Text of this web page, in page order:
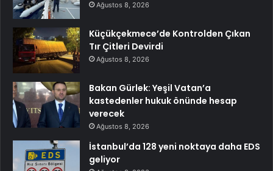
Ağustos 8, 2026
Küçükçekmece’de Kontrolden Çıkan
Tır Çitleri Devirdi
Ağustos 8, 2026
Bakan Gürlek: Yeşil Vatan’a
kastedenler hukuk önünde hesap
verecek
Ağustos 8, 2026
İstanbul’da 128 yeni noktaya daha EDS
geliyor